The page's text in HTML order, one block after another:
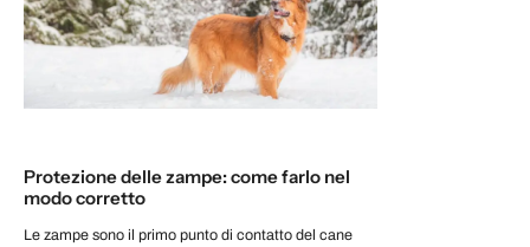
Protezione delle zampe: come farlo nel
modo corretto
Le zampe sono il primo punto di contatto del cane